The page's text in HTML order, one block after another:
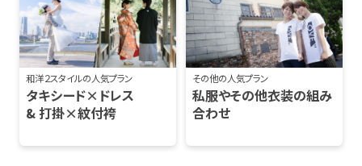
和洋２スタイルの人気プラン
タキシード×ドレス
& 打掛×紋付袴
その他の人気プラン
私服やその他衣装の組み
合わせ